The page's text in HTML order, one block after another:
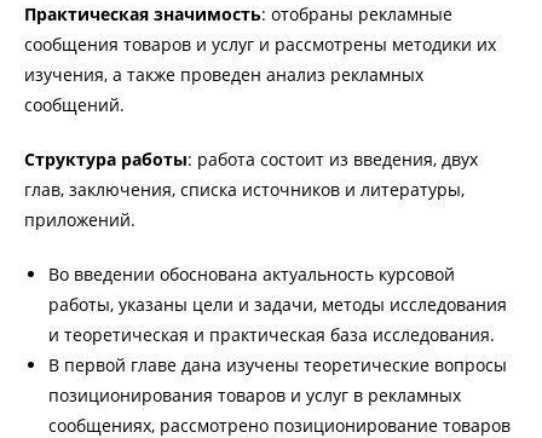
Практическая значимость: отобраны рекламные
сообщения товаров и услуг и рассмотрены методики их
изучения, а также проведен анализ рекламных
сообщений.
Структура работы: работа состоит из введения, двух
глав, заключения, списка источников и литературы,
приложений.
Во введении обоснована актуальность курсовой
работы, указаны цели и задачи, методы исследования
и теоретическая и практическая база исследования.
В первой главе дана изучены теоретические вопросы
позиционирования товаров и услуг в рекламных
сообщениях, рассмотрено позиционирование товаров